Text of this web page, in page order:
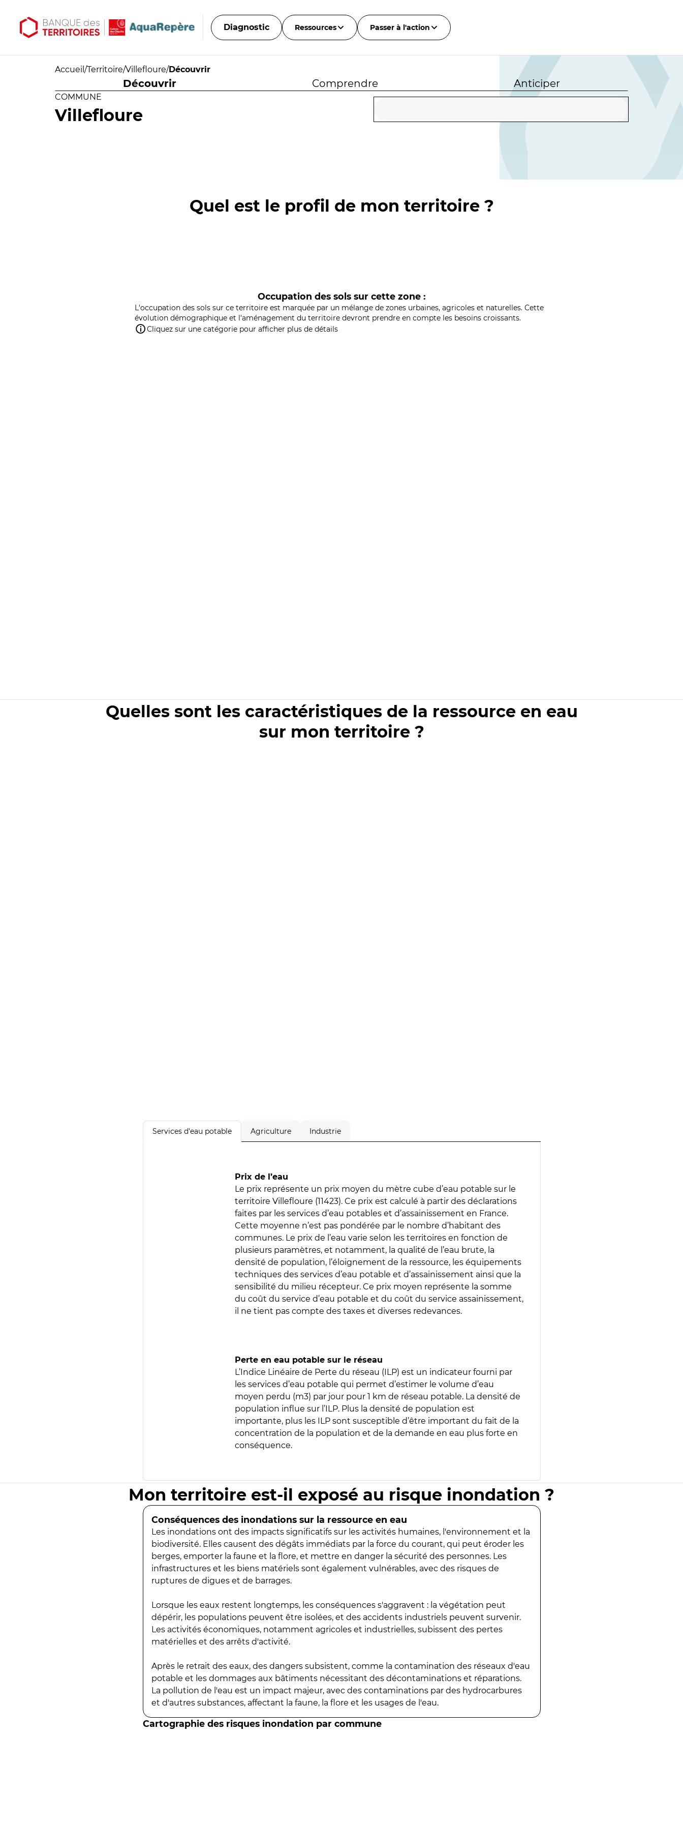
Diagnostic Ressources Passer à l'action
Accueil /Territoire/Villefloure/Découvrir
Découvrir Comprendre Anticiper
COMMUNE
Villefloure
Quel est le profil de mon territoire ?
Occupation des sols sur cette zone :
L'occupation des sols sur ce territoire est marquée par un mélange de zones urbaines, agricoles et naturelles. Cette
évolution démographique et l'aménagement du territoire devront prendre en compte les besoins croissants.
Cliquez sur une catégorie pour afficher plus de détails
Quelles sont les caractéristiques de la ressource en eau
sur mon territoire ?
Services d'eau potable Agriculture Industrie
Prix de l’eau
Le prix représente un prix moyen du mètre cube d’eau potable sur le
territoire Villefloure (11423). Ce prix est calculé à partir des déclarations
faites par les services d’eau potables et d’assainissement en France.
Cette moyenne n’est pas pondérée par le nombre d’habitant des
communes. Le prix de l’eau varie selon les territoires en fonction de
plusieurs paramètres, et notamment, la qualité de l’eau brute, la
densité de population, l’éloignement de la ressource, les équipements
techniques des services d’eau potable et d’assainissement ainsi que la
sensibilité du milieu récepteur. Ce prix moyen représente la somme
du coût du service d’eau potable et du coût du service assainissement,
il ne tient pas compte des taxes et diverses redevances.
Perte en eau potable sur le réseau
L’Indice Linéaire de Perte du réseau (ILP) est un indicateur fourni par
les services d’eau potable qui permet d’estimer le volume d’eau
moyen perdu (m3) par jour pour 1 km de réseau potable. La densité de
population influe sur l’ILP. Plus la densité de population est
importante, plus les ILP sont susceptible d’être important du fait de la
concentration de la population et de la demande en eau plus forte en
conséquence.
Mon territoire est-il exposé au risque inondation ?
Conséquences des inondations sur la ressource en eau
Les inondations ont des impacts significatifs sur les activités humaines, l'environnement et la
biodiversité. Elles causent des dégâts immédiats par la force du courant, qui peut éroder les
berges, emporter la faune et la flore, et mettre en danger la sécurité des personnes. Les
infrastructures et les biens matériels sont également vulnérables, avec des risques de
ruptures de digues et de barrages.
Lorsque les eaux restent longtemps, les conséquences s'aggravent : la végétation peut
dépérir, les populations peuvent être isolées, et des accidents industriels peuvent survenir.
Les activités économiques, notamment agricoles et industrielles, subissent des pertes
matérielles et des arrêts d'activité.
Après le retrait des eaux, des dangers subsistent, comme la contamination des réseaux d'eau
potable et les dommages aux bâtiments nécessitant des décontaminations et réparations.
La pollution de l'eau est un impact majeur, avec des contaminations par des hydrocarbures
et d'autres substances, affectant la faune, la flore et les usages de l'eau.
Cartographie des risques inondation par commune